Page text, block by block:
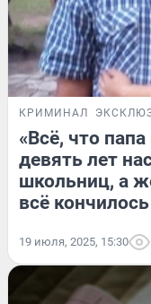
КРИМИНАЛ
«Всё, что
девять лет
школьниц, а
всё кончилось
19 июля, 2025, 15:30